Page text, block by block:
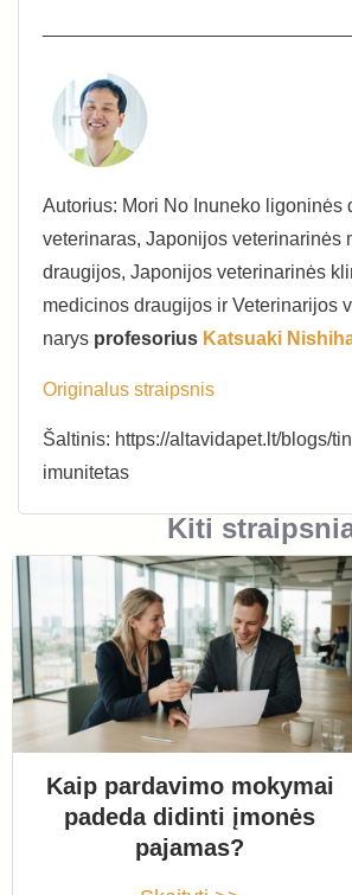
Autorius: Mori No Inuneko ligoninės
veterinaras, Japonijos veterinarinės
draugijos, Japonijos veterinarinės
medicinos draugijos ir Veterinarijos
narys profesorius Katsuaki
Originalus straipsnis
Šaltinis: https://altavidapet.lt/blogs/
imunitetas
Kiti
Kaip pardavimo mokymai
padeda didinti įmonės
pajamas?